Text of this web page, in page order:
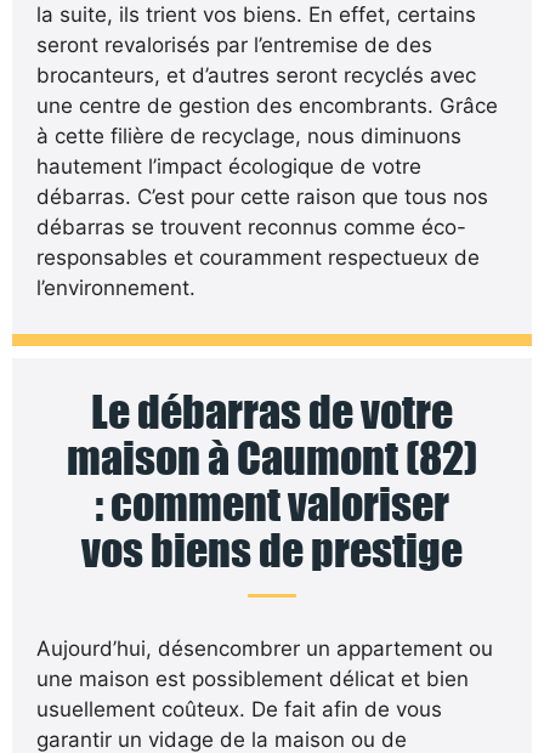
la suite, ils trient vos biens. En effet, certains
seront revalorisés par l’entremise de des
brocanteurs, et d’autres seront recyclés avec
une centre de gestion des encombrants. Grâce
à cette filière de recyclage, nous diminuons
hautement l’impact écologique de votre
débarras. C’est pour cette raison que tous nos
débarras se trouvent reconnus comme éco-
responsables et couramment respectueux de
l’environnement.
Le débarras de votre
maison à Caumont (82)
: comment valoriser
vos biens de prestige
Aujourd’hui, désencombrer un appartement ou
une maison est possiblement délicat et bien
usuellement coûteux. De fait afin de vous
garantir un vidage de la maison ou de